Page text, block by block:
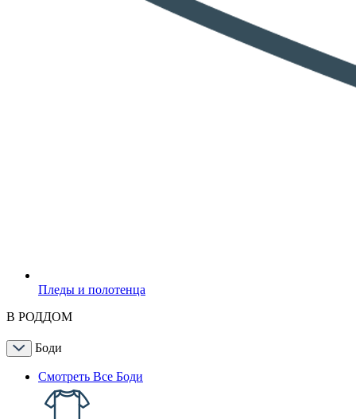
Пледы и полотенца
В РОДДОМ
Боди
Смотреть Все Боди